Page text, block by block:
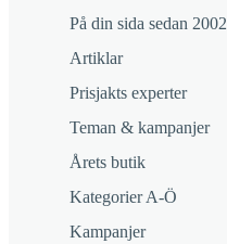
På din sida sedan 2002
Artiklar
Prisjakts experter
Teman & kampanjer
Årets butik
Kategorier A-Ö
Kampanjer